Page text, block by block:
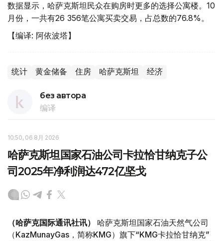
数据显示，哈萨克斯坦民众在购房时更多的选择公寓楼。10
月份，一共有26 356笔公寓买卖交易，占总数的76.8%。
【编译: 阿依波塔】
统计 黄金储备 住房 哈萨克斯坦 经济
без автора
编译
10:50, 06 8月 2026
哈萨克斯坦国家石油公司卡拉恰甘纳克子公
司2025年净利润达472亿坚戈
（哈萨克国际通讯社讯）
哈萨克斯坦国家石油天然气公司
（KazMunayGas，简称KMG）旗下“KMG卡拉恰甘纳克”